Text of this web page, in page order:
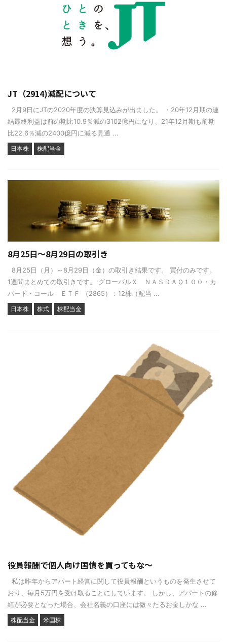
JT（2914)減配について
2月9日にJTの2020年度の決算見込みが出ました。 ・20年12月期の連
結最終利益は前の期比10.9％減の3102億円になり、21年12月期も前期
比22.6％減の2400億円に減る見通 ...
日本株 株配当金
8月25日～8月29日の取引き
8月25日（月）～8月29日（金）の取引き結果です。 買付のみです。
1週間まとめての取引きです。 グローバルＸ ＮＡＳＤＡＱ１００・カ
バード・コール ＥＴＦ （2865）：12株（配当 ...
日本株 株式 株配当金
役員報酬で個人向け国債を買ってもな～
私は昨年からアパート経営に関して役員報酬というものを発生させて
おり、毎月5万円を受け取ることにしています。 しかし、アパートの修
繕が必要となった場合、会社名義の口座には微々たるお金しかな ...
株配当金 米国株